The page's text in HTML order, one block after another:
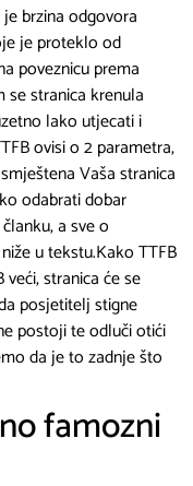
brzina odgovora
je proteklo od
poveznicu prema
stranica krenula
lako utjecati i
ovisi o 2 parametra,
Vaša stranica
odabrati dobar
a sve o
u tekstu.Kako TTFB
stranica će se
posjetitelj stigne
postoji te odluči otići
da je to zadnje što
famozni